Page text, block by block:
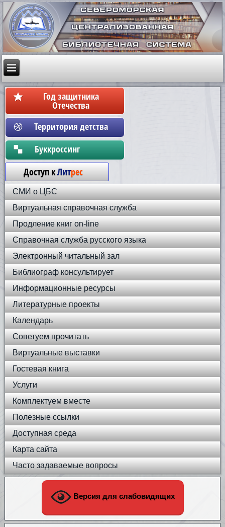
Год защитника
Отечества
Территория детства
Бyккpoccинг
Доступ кЛитрес
СМИ о ЦБС
Виртуальная справочная служба
Продление книг on-line
Справочная служба русского языка
Электронный читальный зал
Библиограф консультирует
Информационные ресурсы
Литературные проекты
Календарь
Советуем прочитать
Виртуальные выставки
Гостевая книга
Услуги
Комплектуем вместе
Полезные ссылки
Доступная среда
Карта сайта
Часто задаваемые вопросы
Версия для слабовидящих